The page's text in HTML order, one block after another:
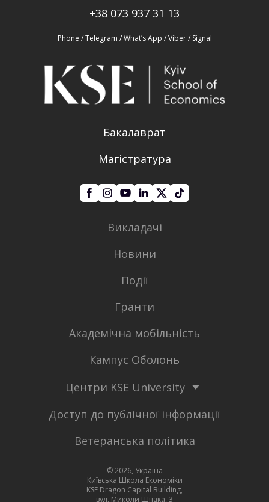
+38 073 937 31 13
Phone / Telegram / What’s App / Viber / Signal
Бакалаврат
Магістратура
Викладачі
Новини
Події
Гранти
Академічна мобільність
Кампус Оболонь
Центри KSE University
Доступ до публічної інформації
Ветеранська політика
© 2026, Україна
Київська Школа Економіки
KSE Dragon Capital Building,
вул. Миколи Шпака, 3